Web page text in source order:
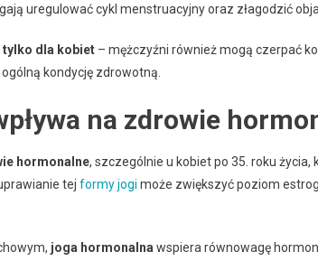
uregulować cykl menstruacyjny oraz złagodzić
tylko dla kobiet – mężczyźni również mogą czerpać
kondycję zdrowotną.
na zdrowie
hormonalne, szczególnie u kobiet po 35. roku życia,
tej formy jogi może zwiększyć poziom
joga hormonalna wspiera równowagę